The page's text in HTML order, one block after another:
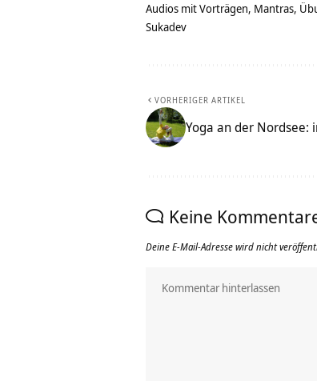
Audios mit Vorträgen, Mantras,
Sukadev
VORHERIGER ARTIKEL
Yoga an der Nordsee:
Keine
Deine E-Mail-Adresse wird nicht